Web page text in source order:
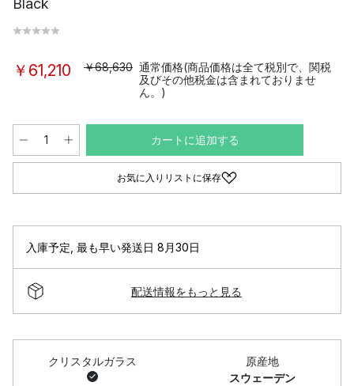
Black
￥61,210 ￥68,630 通常価格(商品価格は全て税別で、関税
及びその他税金は含まれておりませ
ん。)
カートに追加する
お気に入りリストに保存
入庫予定 最も早い発送日 8月30日
配送情報をもっと見る
クリスタルガラス
原産地
スウェーデン